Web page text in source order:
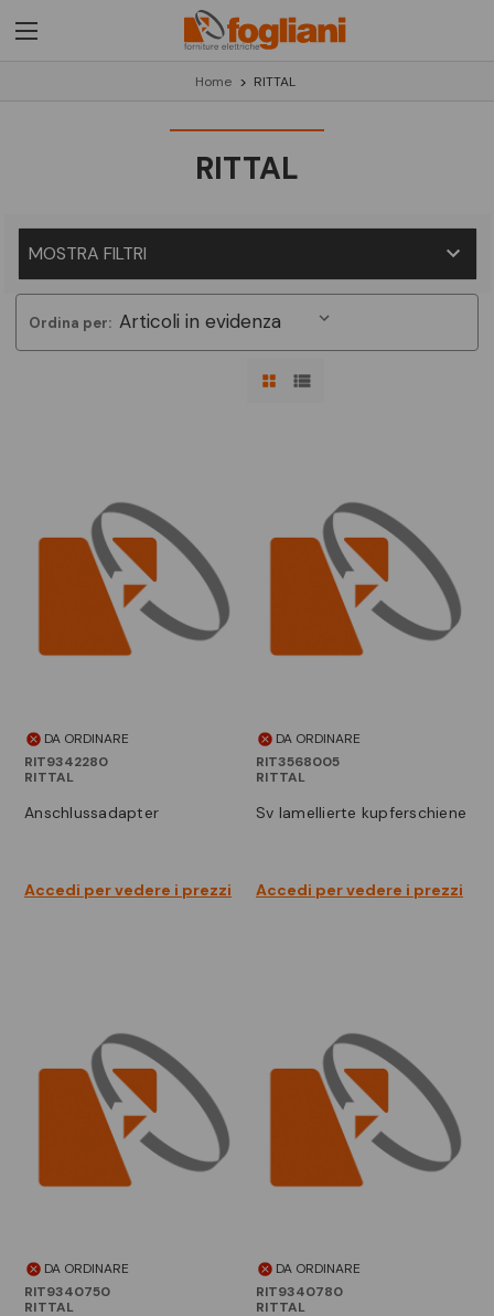
Home RITTAL
RITTAL
MOSTRA FILTRI
Ordina per:
DA ORDINARE
RIT9342280
RITTAL
anschlussadapter
Accedi per vedere i prezzi
DA ORDINARE
RIT3568005
RITTAL
sv lamellierte kupferschiene
Accedi per vedere i prezzi
DA ORDINARE
RIT9340750
RITTAL
DA ORDINARE
RIT9340780
RITTAL